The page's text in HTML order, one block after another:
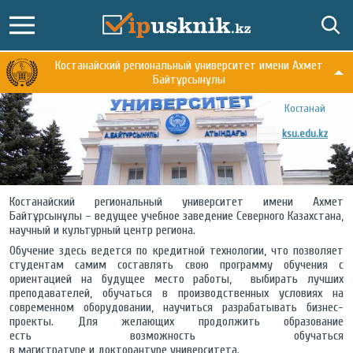
Костанайский региональный университет имени Ахмет
Байтұрсынұлы
Костанай
ksu.edu.kz
Костанайский региональный университет имени Ахмет
Байтұрсынұлы – ведущее учебное заведение Северного Казахстана,
научный и культурный центр региона.
Обучение здесь ведется по кредитной технологии, что позволяет
студентам самим составлять свою программу обучения с
ориентацией на будущее место работы, выбирать лучших
преподавателей, обучаться в производственных условиях на
современном оборудовании, научиться разрабатывать бизнес-
проекты. Для желающих продолжить образование
есть возможность обучаться
в магистратуре и докторантуре университета.